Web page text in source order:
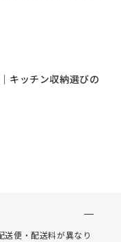
キッチン収納選びの
送便・配送料が異なり